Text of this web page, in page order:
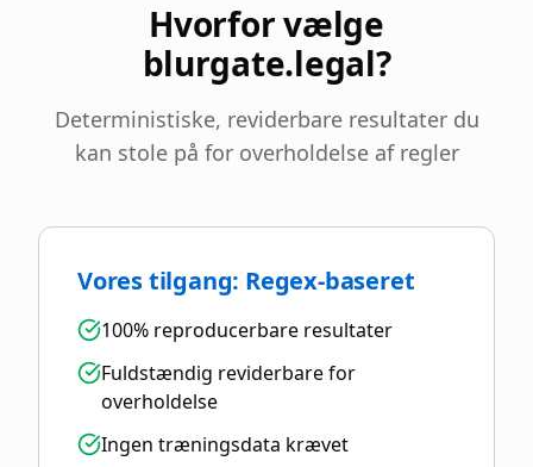
Hvorfor vælge
blurgate.legal?
Deterministiske, reviderbare resultater du
kan stole på for overholdelse af regler
Vores tilgang: Regex-baseret
100% reproducerbare resultater
Fuldstændig reviderbare for
overholdelse
Ingen træningsdata krævet